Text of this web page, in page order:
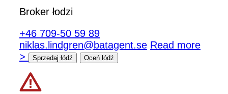
Broker łodzi
+46 709-50 59 89
niklas.lindgren@batagent.se Read more
>
Sprzedaj łódź Oceń łódź